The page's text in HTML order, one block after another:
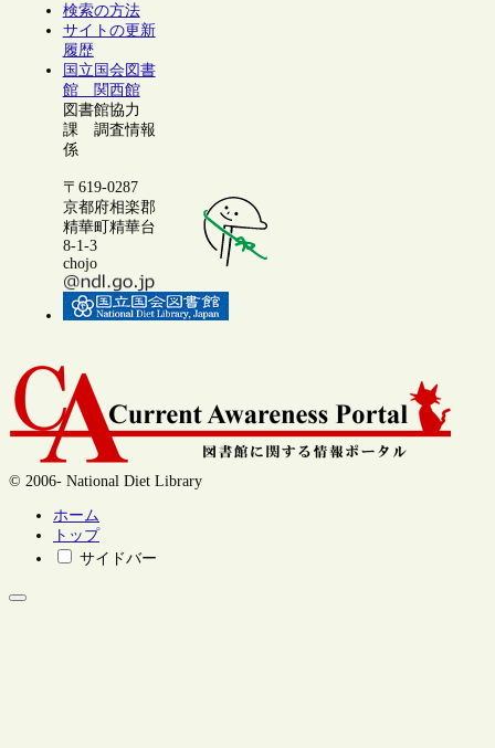
検索の方法
サイトの更新
履歴
国立国会図書
館 関西館
図書館協力
課 調査情報
係
〒619-0287
京都府相楽郡
精華町精華台
8-1-3
chojo
© 2006- National Diet Library
ホーム
トップ
サイドバー